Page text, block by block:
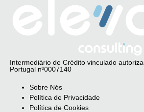
Intermediário de Crédito vinculado
Portugal nº0007140
Sobre Nós
Política de Privacidade
Política de Cookies